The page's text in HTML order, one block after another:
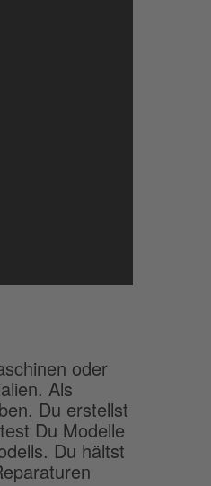
oder
Als
Du erstellst
Du Modelle
Du hältst